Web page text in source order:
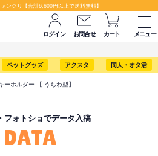
ンクリ【合計6,600円以上で送料無料】
ログイン お問合せ カート
メニュー
ペットグッズ アクスタ 同人・オタ活
ーホルダー 【 うちわ型】
フォトショでデータ入稿